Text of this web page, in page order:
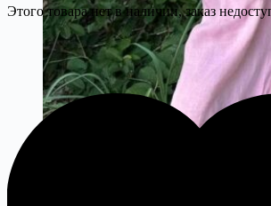
Этого товара нет в наличии, заказ